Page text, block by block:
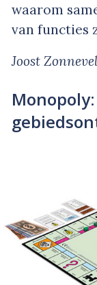
waarom
van functies
Joost